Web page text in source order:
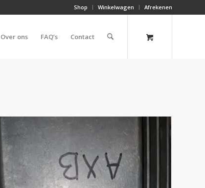
Shop Winkelwagen Afrekenen
Over ons FAQ’s Contact